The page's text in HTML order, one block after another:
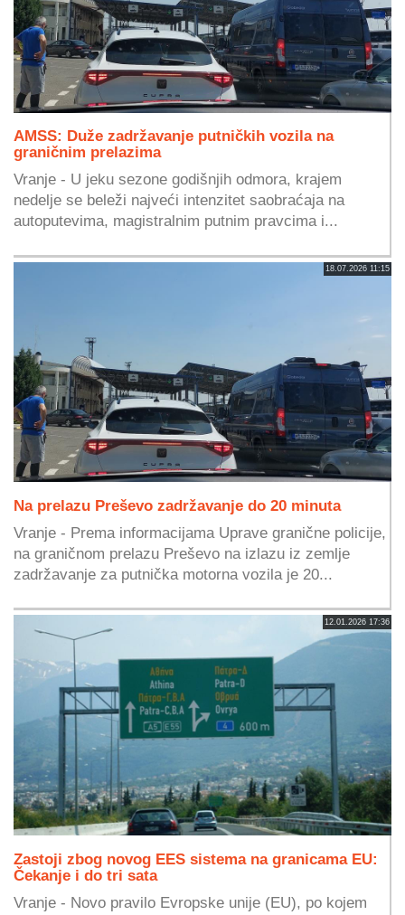
AMSS: Duže zadržavanje putničkih vozila na
graničnim prelazima
Vranje - U jeku sezone godišnjih odmora, krajem
nedelje se beleži najveći intenzitet saobraćaja na
autoputevima, magistralnim putnim pravcima i...
18.07.2026 11:15
Na prelazu Preševo zadržavanje do 20 minuta
Vranje - Prema informacijama Uprave granične policije,
na graničnom prelazu Preševo na izlazu iz zemlje
zadržavanje za putnička motorna vozila je 20...
12.01.2026 17:36
Zastoji zbog novog EES sistema na granicama EU:
Čekanje i do tri sata
Vranje - Novo pravilo Evropske unije (EU), po kojem